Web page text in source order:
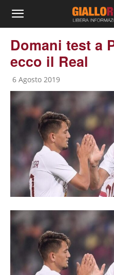
Domani test a
ecco il Real
6 Agosto 2019